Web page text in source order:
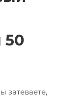
50
затеваете,